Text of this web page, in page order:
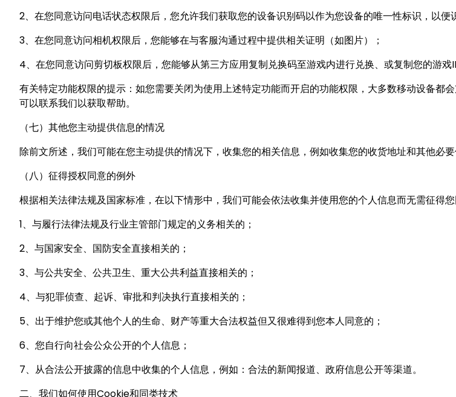
2、在您同意访问电话状态权限后，您允许我们获取您的设备识别码以作为您设备的唯一性标识，以便
3、在您同意访问相机权限后，您能够在与客服沟通过程中提供相关证明（如图片）；
4、在您同意访问剪切板权限后，您能够从第三方应用复制兑换码至游戏内进行兑换、或复制您的游戏
有关特定功能权限的提示：如您需要关闭为使用上述特定功能而开启的功能权限，大多数移动设备都
可以联系我们以获取帮助。
（七）其他您主动提供信息的情况
除前文所述，我们可能在您主动提供的情况下，收集您的相关信息，例如收集您的收货地址和其他必
（八）征得授权同意的例外
根据相关法律法规及国家标准，在以下情形中，我们可能会依法收集并使用您的个人信息而无需征得您
1、与履行法律法规及行业主管部门规定的义务相关的；
2、与国家安全、国防安全直接相关的；
3、与公共安全、公共卫生、重大公共利益直接相关的；
4、与犯罪侦查、起诉、审批和判决执行直接相关的；
5、出于维护您或其他个人的生命、财产等重大合法权益但又很难得到您本人同意的；
6、您自行向社会公众公开的个人信息；
7、从合法公开披露的信息中收集的个人信息，例如：合法的新闻报道、政府信息公开等渠道。
二、我们如何使用Cookie和同类技术